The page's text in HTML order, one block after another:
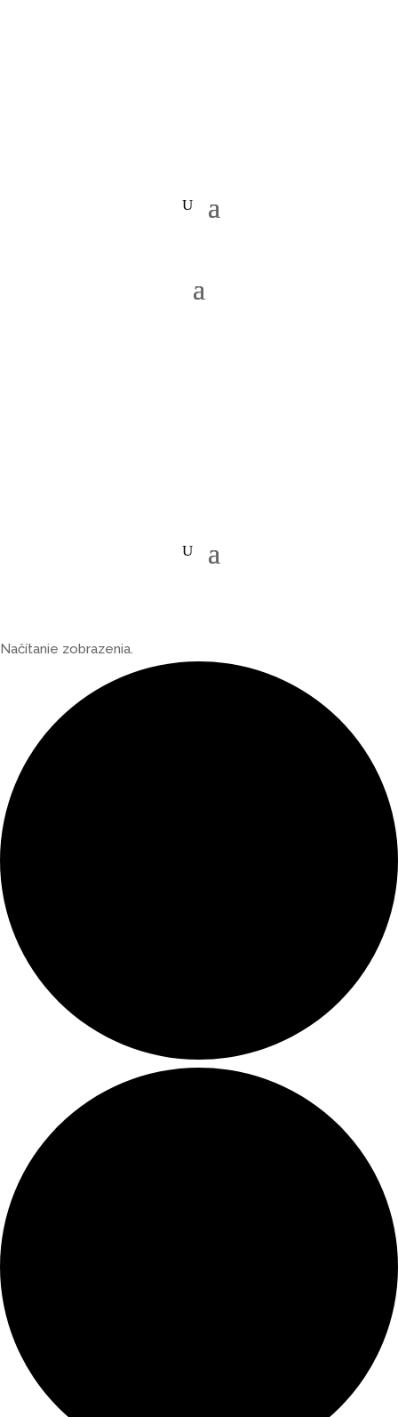
Načítanie zobrazenia.